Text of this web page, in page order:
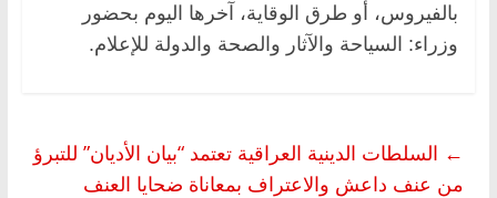
بالفيروس، أو طرق الوقاية، آخرها اليوم بحضور
وزراء: السياحة والآثار والصحة والدولة للإعلام.
← السلطات الدينية العراقية تعتمد “بيان الأديان” للتبرؤ
من عنف داعش والاعتراف بمعاناة ضحايا العنف